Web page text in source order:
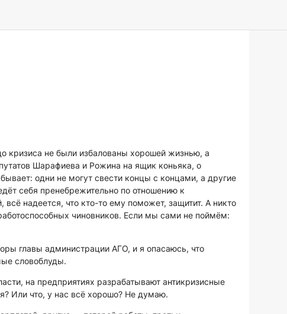
кризиса не были избалованы хорошей жизнью, а
Шарафиева и Рожина на ящик коньяка, о
одни не могут свести концы с концами, а другие
себя пренебрежительно по отношению к
надеется, что кто-то ему поможет, защитит. А никто
чиновников. Если мы сами не поймём:
главы администрации АГО, и я опасаюсь, что
словоблуды.
на предприятиях разрабатывают антикризисные
Или что, у нас всё хорошо? Не думаю.